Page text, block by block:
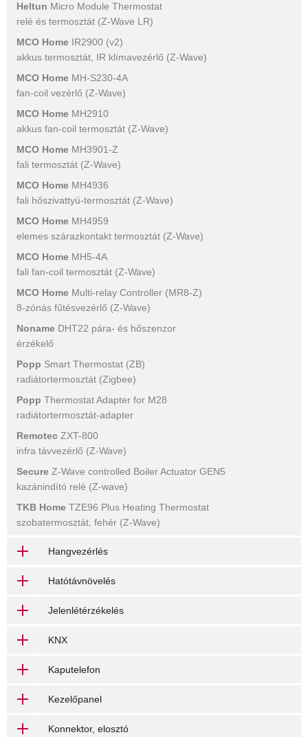
Heltun Micro Module Thermostat
relé és termosztát (Z-Wave LR)
MCO Home IR2900 (v2)
akkus termosztát, IR klímavezérlő (Z-Wave)
MCO Home MH-S230-4A
fan-coil vezérlő (Z-Wave)
MCO Home MH2910
akkus fan-coil termosztát (Z-Wave)
MCO Home MH3901-Z
fali termosztát (Z-Wave)
MCO Home MH4936
fali hőszivattyú-termosztát (Z-Wave)
MCO Home MH4959
elemes szárazkontakt termosztát (Z-Wave)
MCO Home MH5-4A
fali fan-coil termosztát (Z-Wave)
MCO Home Multi-relay Controller (MR8-Z)
8-zónás fűtésvezérlő (Z-Wave)
Noname DHT22 pára- és hőszenzor
érzékelő
Popp Smart Thermostat (ZB)
radiátortermosztát (Zigbee)
Popp Thermostat Adapter for M28
radiátortermosztát-adapter
Remotec ZXT-800
infra távvezérlő (Z-Wave)
Secure Z-Wave controlled Boiler Actuator GEN5
kazánindító relé (Z-wave)
TKB Home TZE96 Plus Heating Thermostat
szobatermosztát, fehér (Z-Wave)
Hangvezérlés
Hatótávnövelés
Jelenlétérzékelés
KNX
Kaputelefon
Kezelőpanel
Konnektor, elosztó